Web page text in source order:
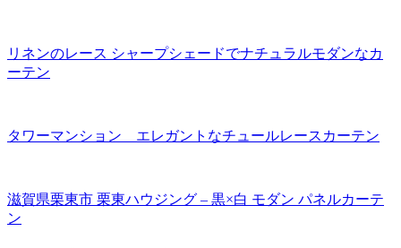
リネンのレース シャープシェードでナチュラルモダンなカ
ーテン
タワーマンション エレガントなチュールレースカーテン
滋賀県栗東市 栗東ハウジング – 黒×白 モダン パネルカーテ
ン